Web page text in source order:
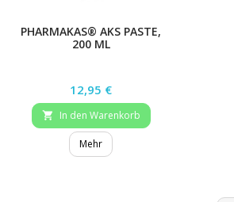
PHARMAKAS® AKS PASTE,
200 ML
Preis
12,95 €
 In den Warenkorb
Mehr